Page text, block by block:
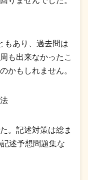
もあり、過去問は
も出来なかったこ
かもしれません。
。記述対策は総ま
述予想問題集な